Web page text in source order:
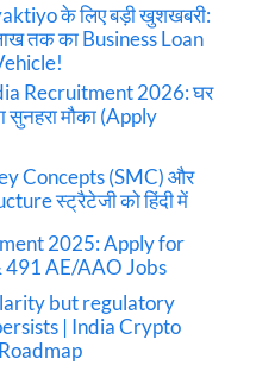
के लिए बड़ी खुशखबरी:
तक का Business Loan
Recruitment 2026: घर
सुनहरा मौका (Apply
Concepts (SMC) और
स्ट्रैटेजी को हिंदी में
2025: Apply for
AE/AAO Jobs
but regulatory
| India Crypto